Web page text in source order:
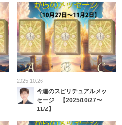
2025.10.26
今週のスピリチュアルメッ
セージ 【2025/10/27〜
11/2】